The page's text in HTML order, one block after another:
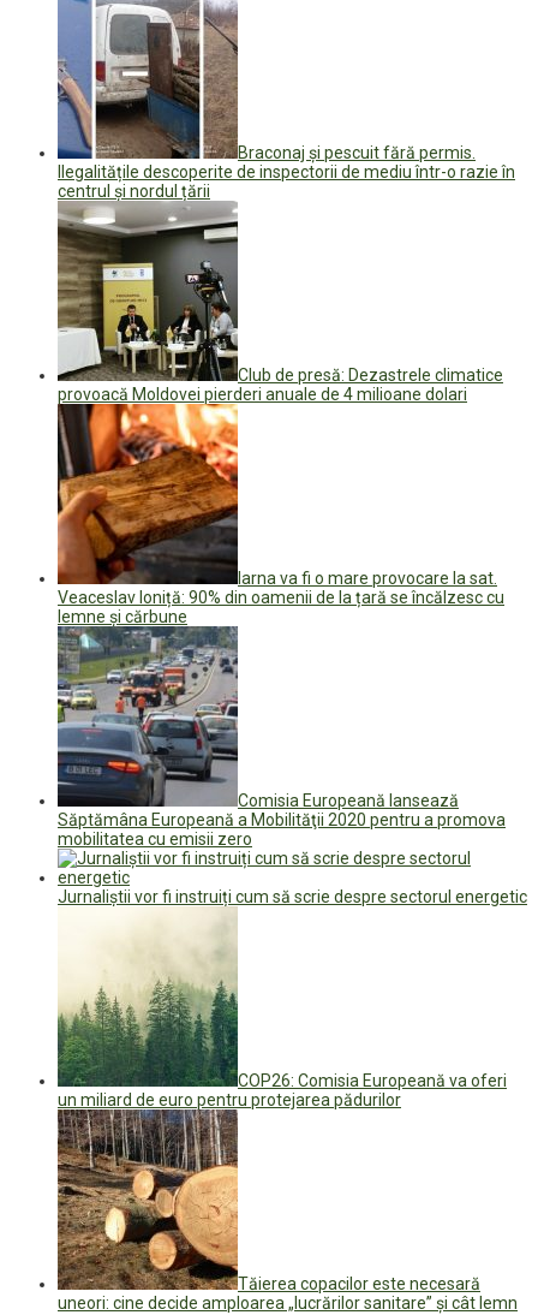
Braconaj și pescuit fără permis.
Ilegalitățile descoperite de inspectorii de mediu într-o razie în
centrul și nordul țării
Club de presă: Dezastrele climatice
provoacă Moldovei pierderi anuale de 4 milioane dolari
Iarna va fi o mare provocare la sat.
Veaceslav Ioniță: 90% din oamenii de la țară se încălzesc cu
lemne și cărbune
Comisia Europeană lansează
Săptămâna Europeană a Mobilităţii 2020 pentru a promova
mobilitatea cu emisii zero
Jurnaliștii vor fi instruiți cum să scrie despre sectorul energetic
COP26: Comisia Europeană va oferi
un miliard de euro pentru protejarea pădurilor
Tăierea copacilor este necesară
uneori: cine decide amploarea „lucrărilor sanitare” și cât lemn